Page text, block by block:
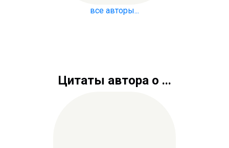
все авторы...
Цитаты автора о ...